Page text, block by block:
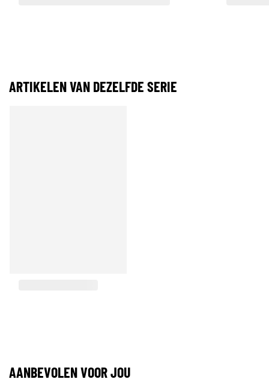
ARTIKELEN VAN DEZELFDE SERIE
AANBEVOLEN VOOR JOU